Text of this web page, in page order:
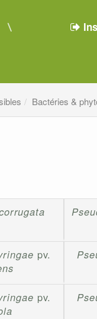
Bactéries &
pv.
pv.